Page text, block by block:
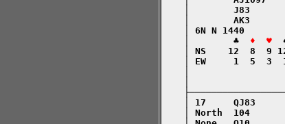
│        J83
│        AK3
│ 6N N 1440
    │        ♣
♦  ♥
│ NS    12  8  9
│ EW     1  5  3
│
│
│ 17     QJ83
│ North  104